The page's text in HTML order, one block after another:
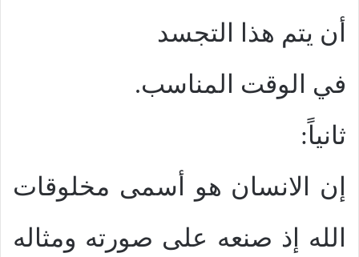
أن يتم هذا التجسد
في الوقت المناسب.
ثانياً:
إن الانسان هو أسمى مخلوقات
الله إذ صنعه على صورته ومثاله